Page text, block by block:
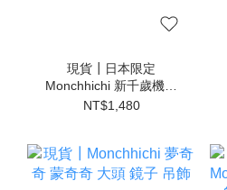
現貨┃日本限定
Monchhichi 新千歲機場
機長 空姐 夢奇奇 蒙奇奇
NT$1,480